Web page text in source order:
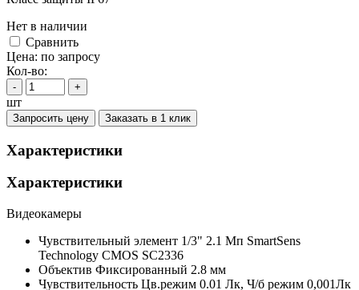
Нет в наличии
Cравнить
Цена: по запросу
Кол-во:
- +
шт
Запросить цену Заказать в 1 клик
Характеристики
Характеристики
Видеокамеры
Чувствительный элемент 1/3" 2.1 Мп SmartSens
Technology CMOS SC2336
Объектив Фиксированный 2.8 мм
Чувствительность Цв.режим 0.01 Лк, Ч/б режим 0,001Лк